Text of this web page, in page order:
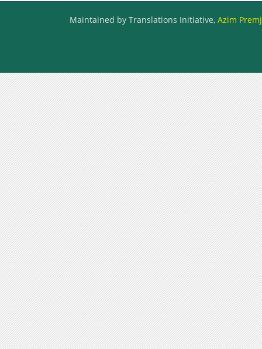
Maintained by Translations Initiative, Azim